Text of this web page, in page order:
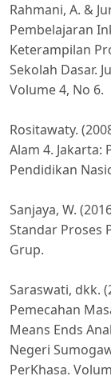
Rahmani, A. &
Pembelajaran
Keterampilan
Sekolah Dasar.
Volume 4, No 6.
Rositawaty.
Alam 4.
Pendidikan
Sanjaya, W.
Standar Proses
Grup.
Saraswati, dkk.
Pemecahan
Means Ends
Negeri
PerKhasa.